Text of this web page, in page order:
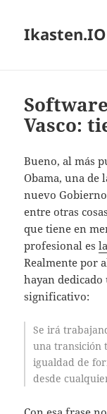
Ikasten.IO
Vasco:
Bueno, al más
Obama, una de
nuevo
entre otras
que tiene en
profesional es
Realmente por
hayan dedicado
significativo:
Se irá
una transición
igualdad de
desde